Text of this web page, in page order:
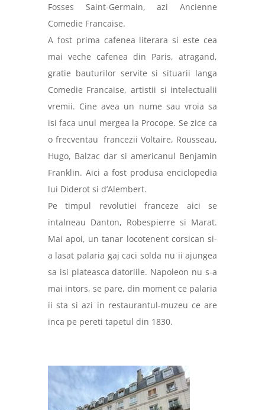
Fosses Saint-Germain, azi Ancienne
Comedie Francaise.
A fost prima cafenea literara si este cea
mai veche cafenea din Paris, atragand,
gratie bauturilor servite si situarii langa
Comedie Francaise, artistii si intelectualii
vremii. Cine avea un nume sau vroia sa
isi faca unul mergea la Procope. Se zice ca
o frecventau francezii Voltaire, Rousseau,
Hugo, Balzac dar si americanul Benjamin
Franklin. Aici a fost produsa enciclopedia
lui Diderot si d’Alembert.
Pe timpul revolutiei franceze aici se
intalneau Danton, Robespierre si Marat.
Mai apoi, un tanar locotenent corsican si-
a lasat palaria gaj caci solda nu ii ajungea
sa isi plateasca datoriile. Napoleon nu s-a
mai intors, se pare, din moment ce palaria
ii sta si azi in restaurantul-muzeu ce are
inca pe pereti tapetul din 1830.